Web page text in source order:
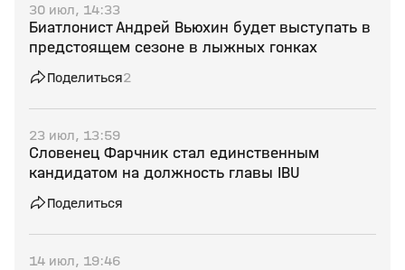
30 июл, 14:33
Биатлонист Андрей Вьюхин будет выступать в
предстоящем сезоне в лыжных гонках
Поделиться2
23 июл, 13:59
Словенец Фарчник стал единственным
кандидатом на должность главы IBU
Поделиться
14 июл, 19:46